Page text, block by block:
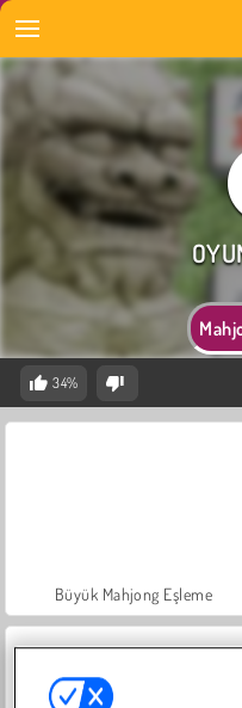
34%
Büyük Mahjong Eşleme